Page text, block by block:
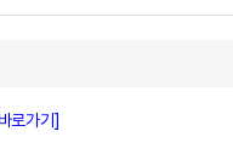
로가기]